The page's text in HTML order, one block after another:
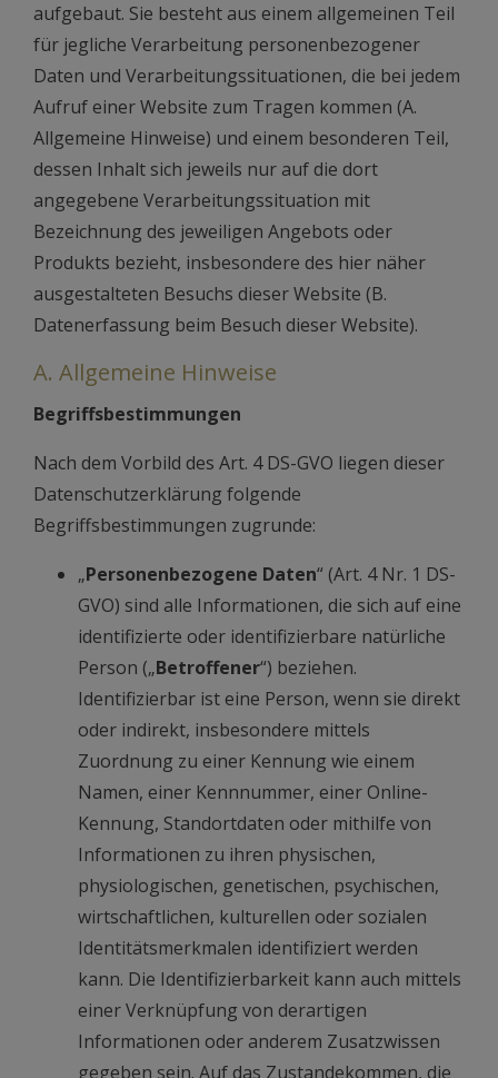
aufgebaut. Sie besteht aus einem allgemeinen Teil
für jegliche Verarbeitung personenbezogener
Daten und Verarbeitungssituationen, die bei jedem
Aufruf einer Website zum Tragen kommen (A.
Allgemeine Hinweise) und einem besonderen Teil,
dessen Inhalt sich jeweils nur auf die dort
angegebene Verarbeitungssituation mit
Bezeichnung des jeweiligen Angebots oder
Produkts bezieht, insbesondere des hier näher
ausgestalteten Besuchs dieser Website (B.
Datenerfassung beim Besuch dieser Website).
A. Allgemeine Hinweise
Begriffsbestimmungen
Nach dem Vorbild des Art. 4 DS-GVO liegen dieser
Datenschutzerklärung folgende
Begriffsbestimmungen zugrunde:
„Personenbezogene Daten“ (Art. 4 Nr. 1 DS-
GVO) sind alle Informationen, die sich auf eine
identifizierte oder identifizierbare natürliche
Person („Betroffener“) beziehen.
Identifizierbar ist eine Person, wenn sie direkt
oder indirekt, insbesondere mittels
Zuordnung zu einer Kennung wie einem
Namen, einer Kennnummer, einer Online-
Kennung, Standortdaten oder mithilfe von
Informationen zu ihren physischen,
physiologischen, genetischen, psychischen,
wirtschaftlichen, kulturellen oder sozialen
Identitätsmerkmalen identifiziert werden
kann. Die Identifizierbarkeit kann auch mittels
einer Verknüpfung von derartigen
Informationen oder anderem Zusatzwissen
gegeben sein. Auf das Zustandekommen, die